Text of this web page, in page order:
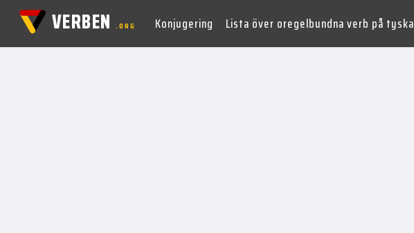
VERBEN.ORG Konjugering Lista över oregelbundna verb på tyska